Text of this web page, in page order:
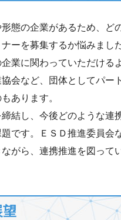
態の企業があるため、ど
ーを募集するか悩みまし
業に関わっていただける
会など、団体としてパー
あります。
結し、今後どのような連
です。ＥＳＤ推進委員会
ながら、連携推進を図って